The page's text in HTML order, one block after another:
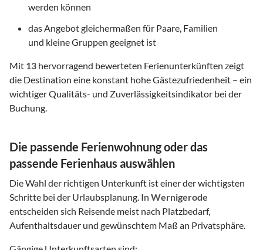
werden können
das Angebot gleichermaßen für Paare, Familien
und kleine Gruppen geeignet ist
Mit 13 hervorragend bewerteten Ferienunterkünften zeigt
die Destination eine konstant hohe Gästezufriedenheit – ein
wichtiger Qualitäts- und Zuverlässigkeitsindikator bei der
Buchung.
Die passende Ferienwohnung oder das
passende Ferienhaus auswählen
Die Wahl der richtigen Unterkunft ist einer der wichtigsten
Schritte bei der Urlaubsplanung. In Wernigerode
entscheiden sich Reisende meist nach Platzbedarf,
Aufenthaltsdauer und gewünschtem Maß an Privatsphäre.